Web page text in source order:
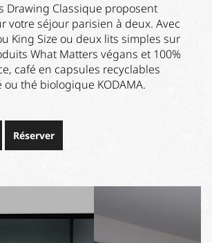
Drawing Classique proposent
votre séjour parisien à deux. Avec
King Size ou deux lits simples sur
What Matters végans et 100%
café en capsules recyclables
ou thé biologique KODAMA.
Réserver